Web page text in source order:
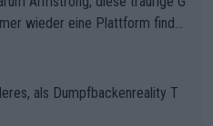
wieder eine Plattform finde
als Dumpfbackenreality T